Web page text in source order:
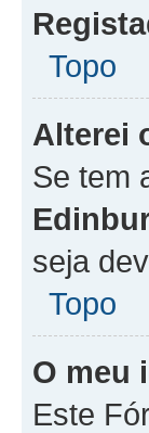
Topo
Alterei
Se tem
seja
Topo
O meu
Este